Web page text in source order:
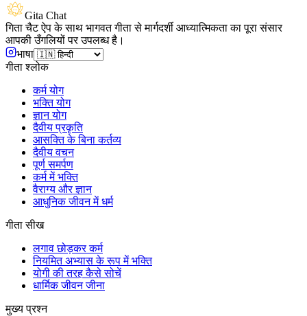
Gita Chat
गिता चैट ऐप के साथ भागवत गीता से मार्गदर्शी आध्यात्मिकता का पूरा संसार
आपकी उँगलियों पर उपलब्ध है।
भाषा
गीता श्लोक
कर्म योग
भक्ति योग
ज्ञान योग
दैवीय प्रकृति
आसक्ति के बिना कर्तव्य
दैवीय वचन
पूर्ण समर्पण
कर्म में भक्ति
वैराग्य और ज्ञान
आधुनिक जीवन में धर्म
गीता सीख
लगाव छोड़कर कर्म
नियमित अभ्यास के रूप में भक्ति
योगी की तरह कैसे सोचें
धार्मिक जीवन जीना
मुख्य प्रश्न